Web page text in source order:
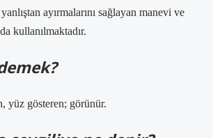
ayırmalarını sağlayan manevi ve
kullanılmaktadır.
yüz gösteren; görünür.